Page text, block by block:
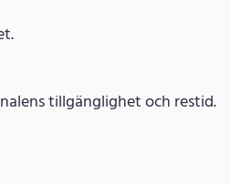
tillgänglighet och restid.